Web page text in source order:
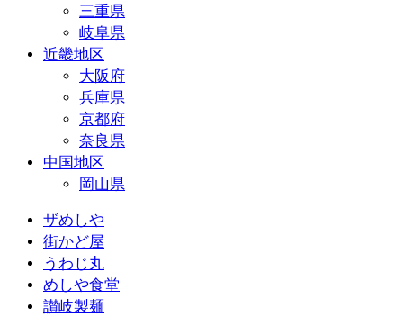
三重県
岐阜県
近畿地区
大阪府
兵庫県
京都府
奈良県
中国地区
岡山県
ザめしや
街かど屋
うわじ丸
めしや食堂
讃岐製麺